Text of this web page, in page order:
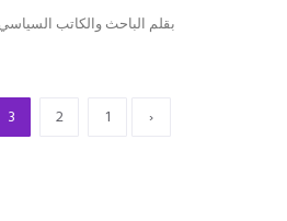
بقلم الباحث والكاتب
‹
1
2
3